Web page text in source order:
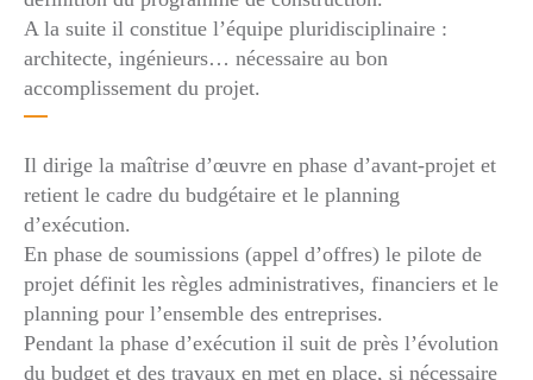
A la suite il constitue l’équipe pluridisciplinaire :
architecte, ingénieurs… nécessaire au bon
accomplissement du projet.
Il dirige la maîtrise d’œuvre en phase d’avant-projet et
retient le cadre du budgétaire et le planning
d’exécution.
En phase de soumissions (appel d’offres) le pilote de
projet définit les règles administratives, financiers et le
planning pour l’ensemble des entreprises.
Pendant la phase d’exécution il suit de près l’évolution
du budget et des travaux en met en place, si nécessaire